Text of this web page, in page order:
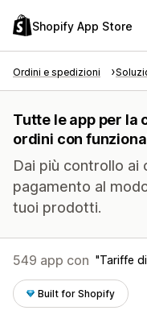
Shopify App Store
Ordini e spedizioni
Tutte le app per la
ordini con
Dai più controllo ai
pagamento al
tuoi prodotti.
549 app con Tariffe
Built for Shopify